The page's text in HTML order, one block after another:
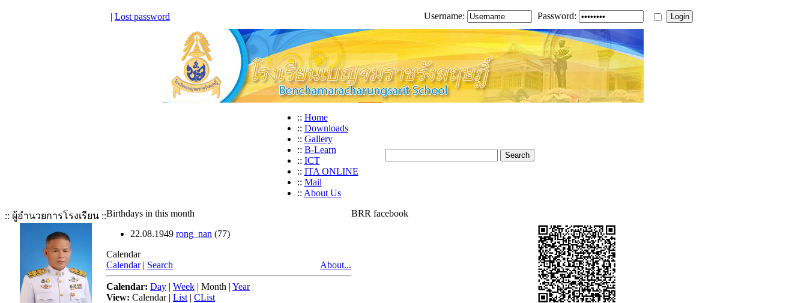
| Lost password Username: Password:
:: Home
:: Downloads
:: Gallery
:: B-Learn
:: ICT
:: ITA ONLINE
:: Mail
:: About Us
:: ผู้อำนวยการโรงเรียน ::Birthdays in this month
22.08.1949 rong_nan (77)
Calendar
Calendar | Search About...
Calendar: Day | Week | Month | Year
View: Calendar| List | CList
BRR facebook